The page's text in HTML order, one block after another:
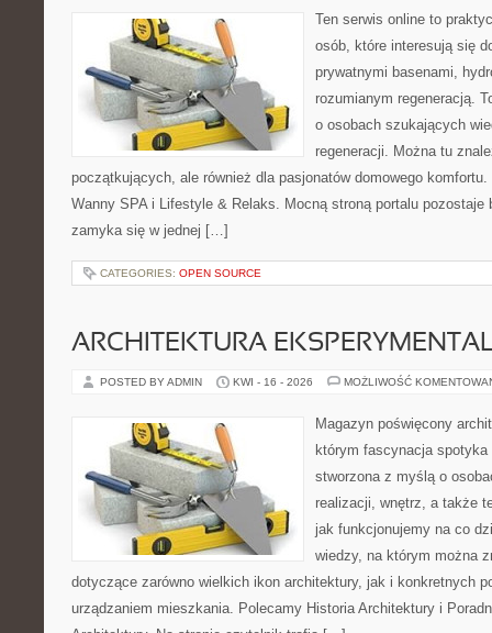
Ten serwis online to
osób, które interesują się
prywatnymi basenami,
rozumianym regeneracją.
o osobach szukających
regeneracji. Można tu
początkujących, ale również dla pasjonatów domowego
Wanny SPA i Lifestyle & Relaks. Mocną stroną portalu pozostaje
zamyka się w jednej […]
CATEGORIES: OPEN SOURCE
ARCHITEKTURA
POSTED BY ADMIN KWI - 16 - 2026 MOŻLIWOŚĆ
Magazyn poświęcony
którym fascynacja spotyka
stworzona z myślą o
realizacji, wnętrz, a także
jak funkcjonujemy na co
wiedzy, na którym można
dotyczące zarówno wielkich ikon architektury, jak i konkretnych
urządzaniem mieszkania. Polecamy Historia Architektury i